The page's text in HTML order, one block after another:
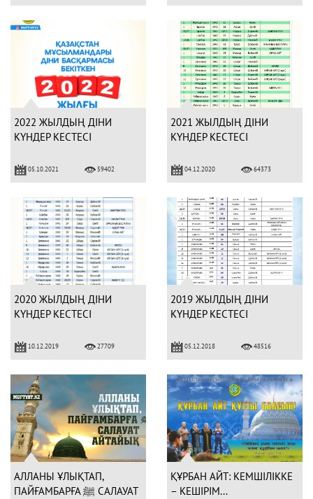
2022 ЖЫЛДЫҢ ДІНИ
КҮНДЕР КЕСТЕСІ
05.10.2021 59402
2021 ЖЫЛДЫҢ ДІНИ
КҮНДЕР КЕСТЕСІ
04.12.2020 64373
2020 ЖЫЛДЫҢ ДІНИ
КҮНДЕР КЕСТЕСІ
10.12.2019 27709
2019 ЖЫЛДЫҢ ДІНИ
КҮНДЕР КЕСТЕСІ
05.12.2018 48516
АЛЛАНЫ ҰЛЫҚТАП,
ПАЙҒАМБАРҒА ﷺ САЛАУАТ
ҚҰРБАН АЙТ: КЕМШІЛІККЕ
– КЕШІРІМ...